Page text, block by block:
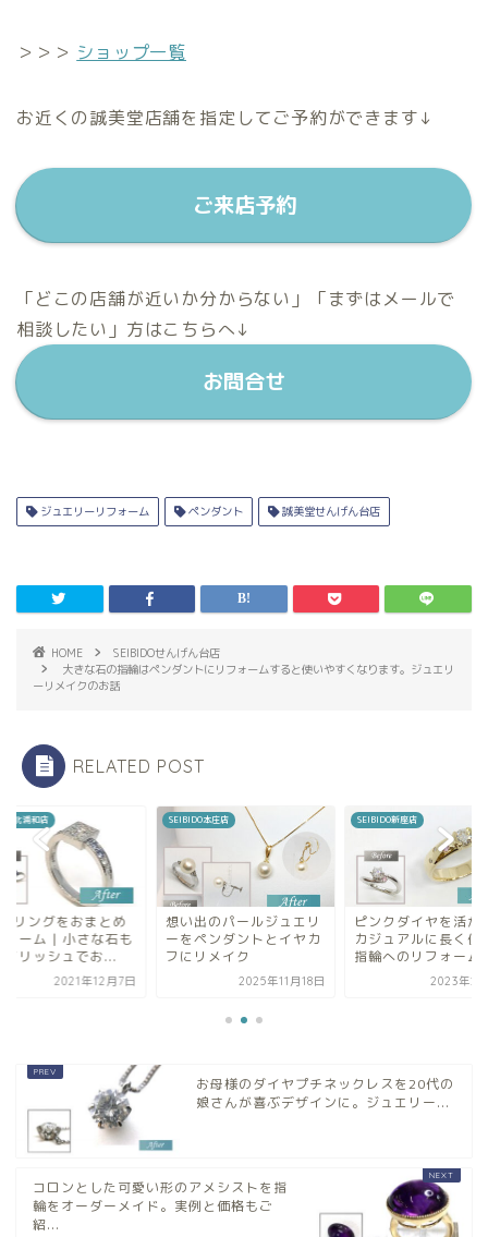
＞＞＞ ショップ一覧
お近くの誠美堂店舗を指定してご予約ができます↓
ご来店予約
「どこの店舗が近いか分からない」「まずはメールで
相談したい」方はこちらへ↓
お問合せ
ジュエリーリフォーム ペンダント 誠美堂せんげん台店
HOME
SEIBIDOせんげん台店
大きな石の指輪はペンダントにリフォームすると使いやすくなります。ジュエリ
ーリメイクのお話
RELATED POST
本庄店
い出のパールジュエリ
をペンダントとイヤカ
にリメイク
2025年11月18日
SEIBIDO新座店
ピンクダイヤを活かした
カジュアルに長く使える
指輪へのリフォーム
2023年2月14日
SEIBIDO北浦和店
3本のリングをお
リフォーム | 小さ
スタイリッシュで
2021年
お母様のダイヤプチネックレスを20代の
娘さんが喜ぶデザインに。ジュエリー...
コロンとした可愛い形のアメシストを指
輪をオーダーメイド。実例と価格もご
紹...